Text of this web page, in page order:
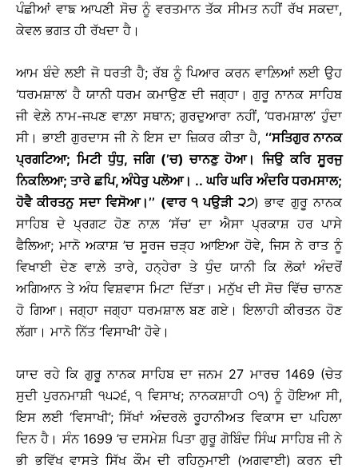
ਪੰਛੀਆਂ ਵਾਙ ਆਪਣੀ ਸੋਚ ਨੂੰ ਵਰਤਮਾਨ ਤੱਕ ਸੀਮਤ ਨਹੀਂ ਰੱਖ ਸਕਦਾ,
ਕੇਵਲ ਭਗਤ ਹੀ ਰੱਖਦਾ ਹੈ।
ਆਮ ਬੰਦੇ ਲਈ ਜੋ ਧਰਤੀ ਹੈ; ਰੱਬ ਨੂੰ ਪਿਆਰ ਕਰਨ ਵਾਲ਼ਿਆਂ ਲਈ ਉਹ
‘ਧਰਮਸ਼ਾਲ’ ਹੈ ਯਾਨੀ ਧਰਮ ਕਮਾਉਣ ਦੀ ਜਗ੍ਹਾ। ਗੁਰੂ ਨਾਨਕ ਸਾਹਿਬ
ਜੀ ਵੇਲ਼ੇ ਨਾਮ-ਜਪਣ ਵਾਲ਼ਾ ਸਥਾਨ; ਗੁਰਦੁਆਰਾ ਨਹੀਂ, ‘ਧਰਮਸ਼ਾਲ’ ਹੁੰਦਾ
ਸੀ। ਭਾਈ ਗੁਰਦਾਸ ਜੀ ਨੇ ਇਸ ਦਾ ਜ਼ਿਕਰ ਕੀਤਾ ਹੈ, ‘‘ਸਤਿਗੁਰ ਨਾਨਕ
ਪ੍ਰਗਟਿਆ; ਮਿਟੀ ਧੁੰਧੁ, ਜਗਿ (’ਚ) ਚਾਨਣੁ ਹੋਆ।
ਜਿਉ ਕਰਿ ਸੂਰਜੁ
ਨਿਕਲਿਆ; ਤਾਰੇ ਛਪਿ, ਅੰਧੇਰੁ ਪਲੋਆ। .. ਘਰਿ ਘਰਿ ਅੰਦਰਿ ਧਰਮਸਾਲ;
ਹੋਵੈ ਕੀਰਤਨੁ ਸਦਾ ਵਿਸੋਆ।’’ (ਵਾਰ ੧ ਪਉੜੀ ੨੭) ਭਾਵ ਗੁਰੂ ਨਾਨਕ
ਸਾਹਿਬ ਦੇ ਪ੍ਰਗਟ ਹੋਣ ਨਾਲ਼ ‘ਸੱਚ’ ਦਾ ਐਸਾ ਪ੍ਰਕਾਸ਼ ਹਰ ਪਾਸੇ
ਫੈਲਿਆ; ਮਾਨੋ ਅਕਾਸ਼ ’ਚ ਸੂਰਜ ਚੜ੍ਹ ਆਇਆ ਹੋਵੇ, ਜਿਸ ਨੇ ਰਾਤ ਨੂੰ
ਵਿਖਾਈ ਦੇਣ ਵਾਲ਼ੇ ਤਾਰੇ, ਹਨ੍ਹੇਰਾ ਤੇ ਧੁੰਦ ਯਾਨੀ ਕਿ ਲੋਕਾਂ ਅੰਦਰੋਂ
ਅਗਿਆਨ ਤੇ ਅੰਧ ਵਿਸ਼ਵਾਸ ਮਿਟਾ ਦਿੱਤਾ। ਮਨੁੱਖ ਦੀ ਸੋਚ ਵਿੱਚ ਚਾਨਣ
ਹੋ ਗਿਆ। ਜਗ੍ਹਾ ਜਗ੍ਹਾ ਧਰਮਸ਼ਾਲ ਬਣ ਗਏ। ਇਲਾਹੀ ਕੀਰਤਨ ਹੋਣ
ਲੱਗਾ। ਮਾਨੋ ਨਿੱਤ ‘ਵਿਸਾਖੀ’ ਹੋਵੇ।
ਯਾਦ ਰਹੇ ਕਿ ਗੁਰੂ ਨਾਨਕ ਸਾਹਿਬ ਦਾ ਜਨਮ 27 ਮਾਰਚ 1469 (ਚੇਤ
ਸੁਦੀ ਪੁਰਨਮਾਸ਼ੀ ੧੫੨੬, ੧ ਵਿਸਾਖ; ਨਾਨਕਸ਼ਾਹੀ ੦੧) ਨੂੰ ਹੋਇਆ ਸੀ,
ਇਸ ਲਈ ‘ਵਿਸਾਖੀ’; ਸਿੱਖਾਂ ਅੰਦਰਲੇ ਰੂਹਾਨੀਅਤ ਵਿਕਾਸ ਦਾ ਪਹਿਲਾ
ਦਿਨ ਹੈ। ਸੰਨ 1699 ’ਚ ਦਸਮੇਸ਼ ਪਿਤਾ ਗੁਰੂ ਗੋਬਿੰਦ ਸਿੰਘ ਸਾਹਿਬ ਜੀ ਨੇ
ਭੀ ਭਵਿੱਖ ਵਾਸਤੇ ਸਿੱਖ ਕੌਮ ਦੀ ਰਹਿਨੁਮਾਈ (ਅਗਵਾਈ) ਕਰਨ ਦੀ